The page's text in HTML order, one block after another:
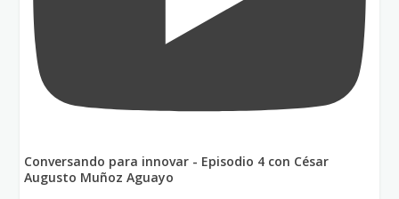
Conversando para innovar - Episodio 4 con César
Augusto Muñoz Aguayo